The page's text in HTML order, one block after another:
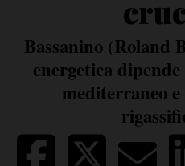
Bassanino (Roland
energetica
mediterraneo